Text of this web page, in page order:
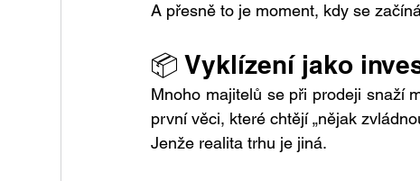
A přesně to je moment, kdy se
📦 Vyklízení jako
Mnoho majitelů se při prodeji snaží
první věci, které chtějí „nějak
Jenže realita trhu je jiná.